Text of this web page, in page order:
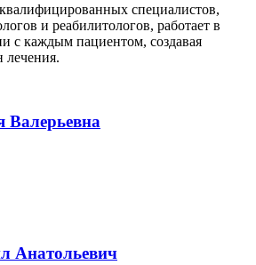
специалистов,
и реабилитологов, работает в
с каждым пациентом, создавая
лечения.
Валерьевна
Анатольевич